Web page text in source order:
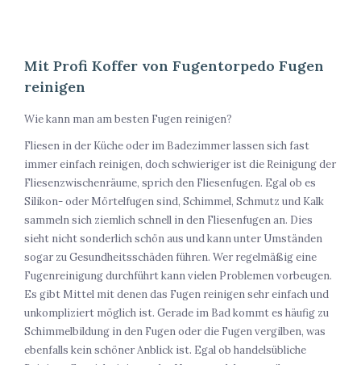
Mit Profi Koffer von Fugentorpedo Fugen
reinigen
Wie kann man am besten Fugen reinigen?
Fliesen in der Küche oder im Badezimmer lassen sich fast
immer einfach reinigen, doch schwieriger ist die Reinigung der
Fliesenzwischenräume, sprich den Fliesenfugen. Egal ob es
Silikon- oder Mörtelfugen sind, Schimmel, Schmutz und Kalk
sammeln sich ziemlich schnell in den Fliesenfugen an. Dies
sieht nicht sonderlich schön aus und kann unter Umständen
sogar zu Gesundheitsschäden führen. Wer regelmäßig eine
Fugenreinigung durchführt kann vielen Problemen vorbeugen.
Es gibt Mittel mit denen das Fugen reinigen sehr einfach und
unkompliziert möglich ist. Gerade im Bad kommt es häufig zu
Schimmelbildung in den Fugen oder die Fugen vergilben, was
ebenfalls kein schöner Anblick ist. Egal ob handelsübliche